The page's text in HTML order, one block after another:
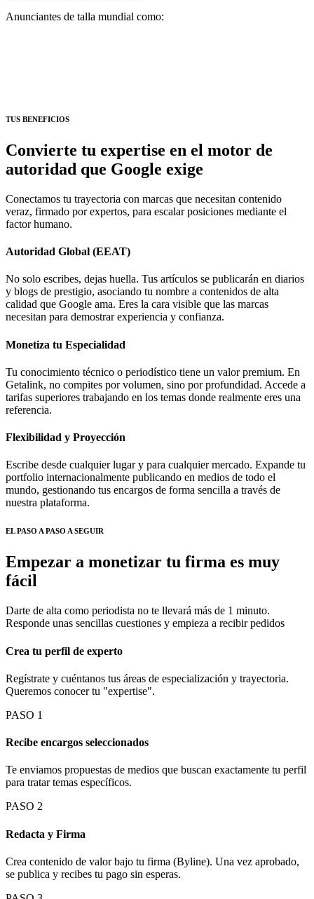
Anunciantes de talla mundial como:
TUS BENEFICIOS
Convierte tu expertise en el motor de
autoridad que Google exige
Conectamos tu trayectoria con marcas que necesitan contenido
veraz, firmado por expertos, para escalar posiciones mediante el
factor humano.
Autoridad Global (EEAT)
No solo escribes, dejas huella. Tus artículos se publicarán en diarios
y blogs de prestigio, asociando tu nombre a contenidos de alta
calidad que Google ama. Eres la cara visible que las marcas
necesitan para demostrar experiencia y confianza.
Monetiza tu Especialidad
Tu conocimiento técnico o periodístico tiene un valor premium. En
Getalink, no compites por volumen, sino por profundidad. Accede a
tarifas superiores trabajando en los temas donde realmente eres una
referencia.
Flexibilidad y Proyección
Escribe desde cualquier lugar y para cualquier mercado. Expande tu
portfolio internacionalmente publicando en medios de todo el
mundo, gestionando tus encargos de forma sencilla a través de
nuestra plataforma.
EL PASO A PASO A SEGUIR
Empezar a monetizar tu firma es muy
fácil
Darte de alta como periodista no te llevará más de 1 minuto.
Responde unas sencillas cuestiones y empieza a recibir pedidos
Crea tu perfil de experto
Regístrate y cuéntanos tus áreas de especialización y trayectoria.
Queremos conocer tu "expertise".
PASO 1
Recibe encargos seleccionados
Te enviamos propuestas de medios que buscan exactamente tu perfil
para tratar temas específicos.
PASO 2
Redacta y Firma
Crea contenido de valor bajo tu firma (Byline). Una vez aprobado,
se publica y recibes tu pago sin esperas.